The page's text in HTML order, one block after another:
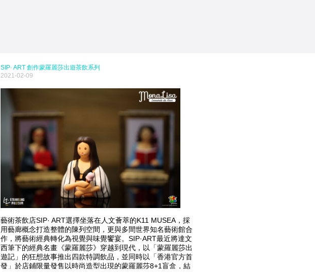
SIP· ART 創作蒙羅麗莎出遊茶飲系列
2021-02-09
藝術茶飲店SIP· ART選擇坐落在人文薈萃的K11 MUSEA，採
用藝廊概念打造整體的陳列空間，更與多間世界知名藝術館合
作，將藝術經典轉化為視覺與味覺饗宴。SIP·ART最近將達文
西筆下的經典名畫《蒙羅麗莎》穿越到現代，以「蒙羅麗莎出
遊記」的狂想故事推出四款特調飲品，並同時以「香港官方首
發」於店鋪限量發售以時尚造型出現的蒙羅麗莎8+1盲盒，結